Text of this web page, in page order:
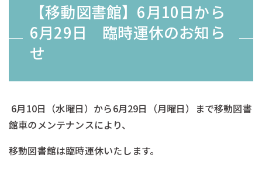
【移動図書館】6月10日から
6月29日 臨時運休のお知ら
せ
6月10日（水曜日）から6月29日（月曜日）まで移動図書
館車のメンテナンスにより、
移動図書館は臨時運休いたします。